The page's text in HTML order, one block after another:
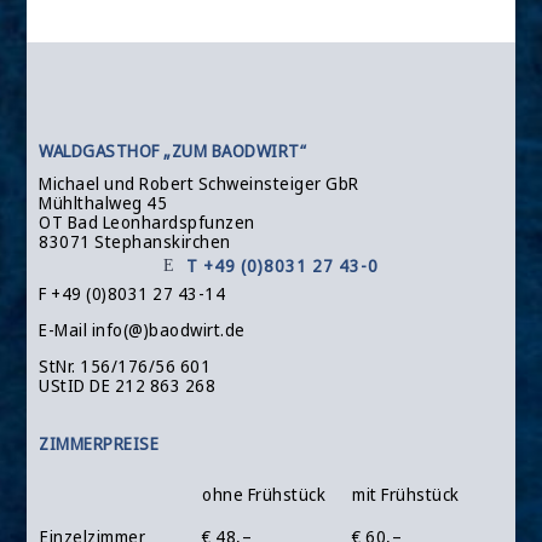
WALDGASTHOF „ZUM BAODWIRT“
Michael und Robert Schweinsteiger GbR
Mühlthalweg 45
OT Bad Leonhardspfunzen
83071 Stephanskirchen
T +49 (0)8031 27 43-0
F +49 (0)8031 27 43-14
E-Mail info(@)baodwirt.de
StNr. 156/176/56 601
UStID DE 212 863 268
ZIMMERPREISE
ohne Frühstück
mit Frühstück
Einzelzimmer
€ 48,– € 60,–